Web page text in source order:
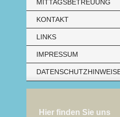
MITTAGSBETREUUNG
KONTAKT
LINKS
IMPRESSUM
Hier finden Sie uns